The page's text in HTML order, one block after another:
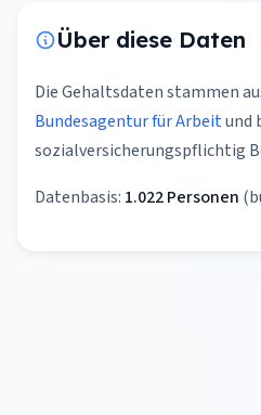
Über diese Daten
Die Gehaltsdaten stammen
Bundesagentur für Arbeitund
sozialversicherungspflichtig
Datenbasis: 1.022 Personen